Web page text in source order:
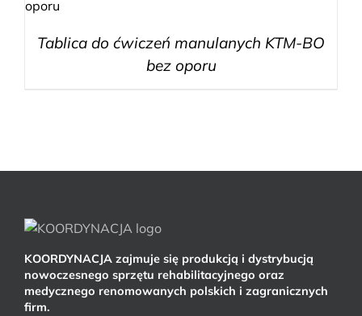
Tablica do ćwiczeń manulanych KTM-BO
bez oporu
KOORDYNACJA zajmuje się produkcją i dystrybucją
nowoczesnego sprzętu rehabilitacyjnego oraz
medycznego renomowanych polskich i zagranicznych
firm.